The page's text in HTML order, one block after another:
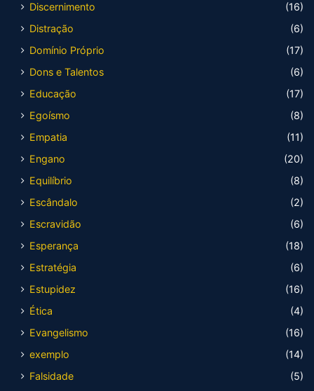
Discernimento
(16)
Distração
(6)
Domínio Próprio
(17)
Dons e Talentos
(6)
Educação
(17)
Egoísmo
(8)
Empatia
(11)
Engano
(20)
Equilíbrio
(8)
Escândalo
(2)
Escravidão
(6)
Esperança
(18)
Estratégia
(6)
Estupidez
(16)
Ética
(4)
Evangelismo
(16)
exemplo
(14)
Falsidade
(5)